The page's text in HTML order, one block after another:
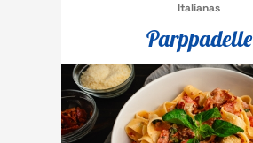
Italianas
Parppadelle